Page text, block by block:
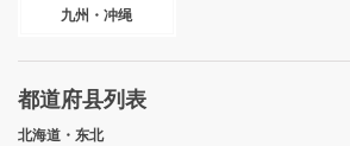
九州・冲绳
都道府县列表
北海道・东北